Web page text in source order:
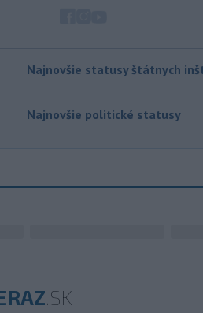
Najnovšie statusy štátnych
Najnovšie politické statusy
.SK